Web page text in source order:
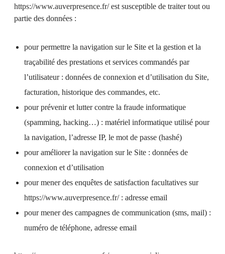
https://www.auverpresence.fr/est susceptible de traiter tout ou
partie des données :
pour permettre la navigation sur le Site et la gestion et la
traçabilité des prestations et services commandés par
l’utilisateur : données de connexion et d’utilisation du Site,
facturation, historique des commandes, etc.
pour prévenir et lutter contre la fraude informatique
(spamming, hacking…) : matériel informatique utilisé pour
la navigation, l’adresse IP, le mot de passe (hashé)
pour améliorer la navigation sur le Site : données de
connexion et d’utilisation
pour mener des enquêtes de satisfaction facultatives sur
https://www.auverpresence.fr/: adresse email
pour mener des campagnes de communication (sms, mail) :
numéro de téléphone, adresse email